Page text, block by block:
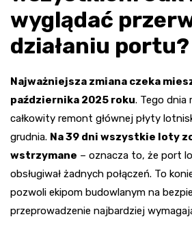
wyglądać
działaniu portu?
Najważniejsza zmiana czeka
października 2025 roku. Tego dnia
całkowity remont głównej płyty
grudnia. Na 39 dni wszystkie loty
wstrzymane – oznacza to, że port
obsługiwał żadnych połączeń. To
pozwoli ekipom budowlanym na
przeprowadzenie najbardziej